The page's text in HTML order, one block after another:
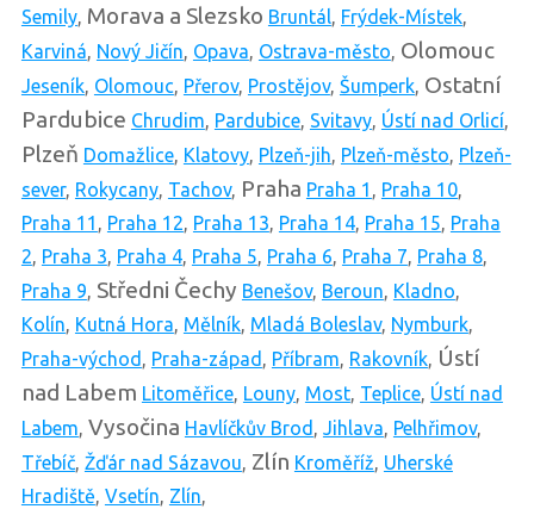
Semily, Morava a Slezsko Bruntál, Frýdek-Místek,
Karviná, Nový Jičín, Opava, Ostrava-město, Olomouc
Jeseník, Olomouc, Přerov, Prostějov, Šumperk, Ostatní
Pardubice Chrudim, Pardubice, Svitavy, Ústí nad Orlicí,
Plzeň Domažlice, Klatovy, Plzeň-jih, Plzeň-město, Plzeň-
sever, Rokycany, Tachov, Praha Praha 1 , Praha 10,
Praha 11 , Praha 12, Praha 13, Praha 14, Praha 15, Praha
2, Praha 3, Praha 4, Praha 5, Praha 6, Praha 7, Praha 8,
Praha 9, Středni Čechy Benešov, Beroun, Kladno,
Kolín, Kutná Hora, Mělník, Mladá Boleslav, Nymburk,
Praha-východ , Praha-západ , Příbram, Rakovník, Ústí
nad Labem Litoměřice, Louny, Most, Teplice, Ústí nad
Labem, Vysočina Havlíčkův Brod , Jihlava, Pelhřimov,
Třebíč, Žďár nad Sázavou, Zlín Kroměříž, Uherské
Hradiště, Vsetín, Zlín,